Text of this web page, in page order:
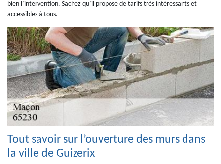
bien l’intervention. Sachez qu’il propose de tarifs très intéressants et
accessibles à tous.
Tout savoir sur l’ouverture des murs dans
la ville de Guizerix